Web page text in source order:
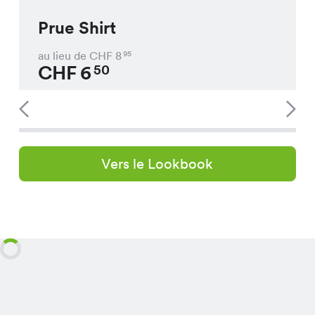
Prue Shirt
au lieu de CHF 895
CHF650
Vers le Lookbook